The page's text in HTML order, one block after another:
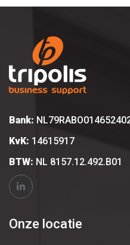
Bank:
KvK: 14615917
BTW: NL 8157.12.492.B01
Onze locatie